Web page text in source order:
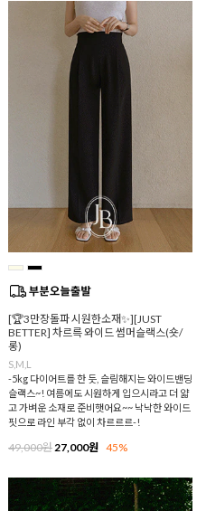
[🏆3만장돌파 시원한소재✨][JUST
BETTER] 차르륵 와이드 썸머슬랙스(숏/
롱)
S,M,L
-5kg 다이어트를 한 듯, 슬림해지는 와이드밴딩
슬랙스~! 여름에도 시원하게 입으시라고 더 얇
고 가벼운 소재로 준비햇어요~~ 낙낙한 와이드
핏으로 라인 부각 없이 차르르르-!
49,000원27,000원 45%